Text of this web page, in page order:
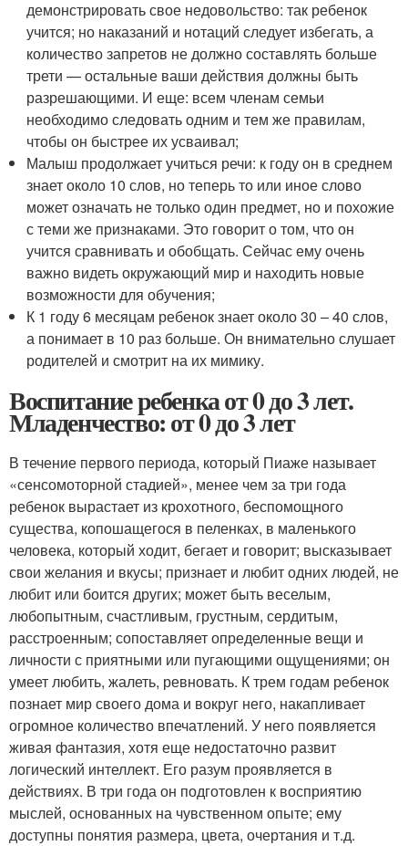
демонстрировать свое недовольство: так ребенок
учится; но наказаний и нотаций следует избегать, а
количество запретов не должно составлять больше
трети — остальные ваши действия должны быть
разрешающими. И еще: всем членам семьи
необходимо следовать одним и тем же правилам,
чтобы он быстрее их усваивал;
Малыш продолжает учиться речи: к году он в среднем
знает около 10 слов, но теперь то или иное слово
может означать не только один предмет, но и похожие
с теми же признаками. Это говорит о том, что он
учится сравнивать и обобщать. Сейчас ему очень
важно видеть окружающий мир и находить новые
возможности для обучения;
К 1 году 6 месяцам ребенок знает около 30 – 40 слов,
а понимает в 10 раз больше. Он внимательно слушает
родителей и смотрит на их мимику.
Воспитание ребенка от 0 до 3 лет.
Младенчество: от 0 до 3 лет
В течение первого периода, который Пиаже называет
«сенсомоторной стадией», менее чем за три года
ребенок вырастает из крохотного, беспомощного
существа, копошащегося в пеленках, в маленького
человека, который ходит, бегает и говорит; высказывает
свои желания и вкусы; признает и любит одних людей, не
любит или боится других; может быть веселым,
любопытным, счастливым, грустным, сердитым,
расстроенным; сопоставляет определенные вещи и
личности с приятными или пугающими ощущениями; он
умеет любить, жалеть, ревновать. К трем годам ребенок
познает мир своего дома и вокруг него, накапливает
огромное количество впечатлений. У него появляется
живая фантазия, хотя еще недостаточно развит
логический интеллект. Его разум проявляется в
действиях. В три года он подготовлен к восприятию
мыслей, основанных на чувственном опыте; ему
доступны понятия размера, цвета, очертания и т.д.